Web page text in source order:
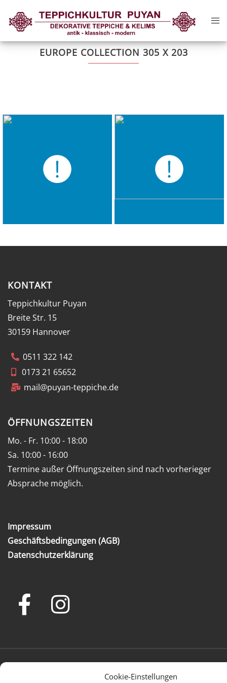
Cookie-Einstellungen
Inhalt
springen
EUROPE COLLECTION 305 X 203
KONTAKT
Teppichkultur Puyan
Breite Str. 15
30159 Hannover
0511 322 142
0173 21 65652
mail@puyan-teppiche.de
ÖFFNUNGSZEITEN
Mo. - Fr. 10:00 - 18:00
Sa. 10:00 - 16:00
Termine außer Öffnungszeiten sind nach vorherieger
Absprache möglich.
Impressum
Geschäftsbedingungen (AGB)
Datenschutzerklärung
facebook instagram